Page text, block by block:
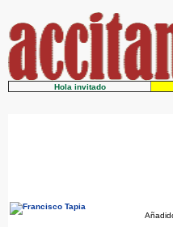
Hola invitado